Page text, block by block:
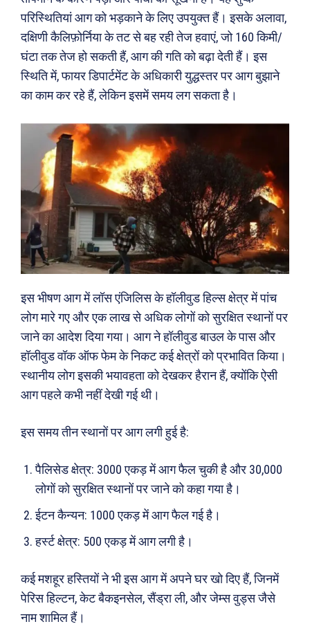
Type here...
ख़बरें पूरब विशेष
परिस्थितियां आग को भड़काने के लिए उपयुक्त हैं। इसके अलावा,
दक्षिणी कैलिफ़ोर्निया के तट से बह रही तेज हवाएं, जो 160 किमी/
घंटा तक तेज हो सकती हैं, आग की गति को बढ़ा देती हैं। इस
स्थिति में, फायर डिपार्टमेंट के अधिकारी युद्धस्तर पर आग बुझाने
का काम कर रहे हैं, लेकिन इसमें समय लग सकता है।
इस भीषण आग में लॉस एंजिलिस के हॉलीवुड हिल्स क्षेत्र में पांच
लोग मारे गए और एक लाख से अधिक लोगों को सुरक्षित स्थानों पर
जाने का आदेश दिया गया। आग ने हॉलीवुड बाउल के पास और
हॉलीवुड वॉक ऑफ फेम के निकट कई क्षेत्रों को प्रभावित किया।
स्थानीय लोग इसकी भयावहता को देखकर हैरान हैं, क्योंकि ऐसी
आग पहले कभी नहीं देखी गई थी।
इस समय तीन स्थानों पर आग लगी हुई है:
पैलिसेड क्षेत्र: 3000 एकड़ में आग फैल चुकी है और 30,000
लोगों को सुरक्षित स्थानों पर जाने को कहा गया है।
ईटन कैन्यन: 1000 एकड़ में आग फैल गई है।
हर्स्ट क्षेत्र: 500 एकड़ में आग लगी है।
कई मशहूर हस्तियों ने भी इस आग में अपने घर खो दिए हैं, जिनमें
पेरिस हिल्टन, केट बैकइनसेल, सैंड्रा ली, और जेम्स वुड्स जैसे
नाम शामिल हैं।